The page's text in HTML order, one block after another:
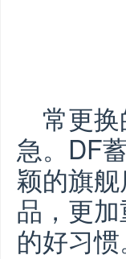
常更
急。DF
颖的旗
品，更
的好习惯